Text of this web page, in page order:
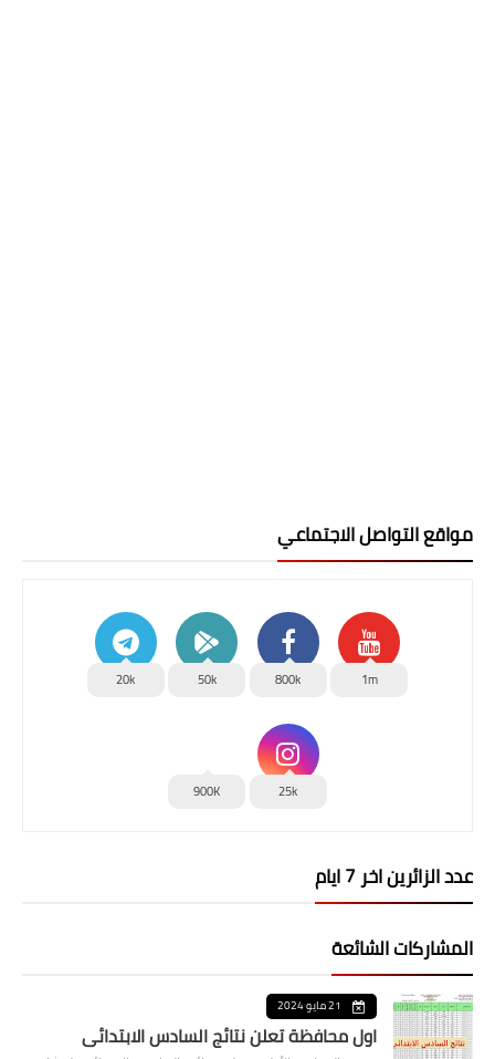
مواقع التواصل الاجتماعي
1m
800k
50k
20k
25k
900K
عدد الزائرين اخر 7 ايام
المشاركات الشائعة
21 مايو 2024
اول محافظة تعلن نتائج السادس الابتدائي